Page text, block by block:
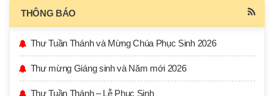
THÔNG BÁO
Thư Tuần Thánh và Mừng Chúa Phục Sinh 2026
Thư mừng Giáng sinh và Năm mới 2026
Thư Tuần Thánh – Lễ Phục Sinh